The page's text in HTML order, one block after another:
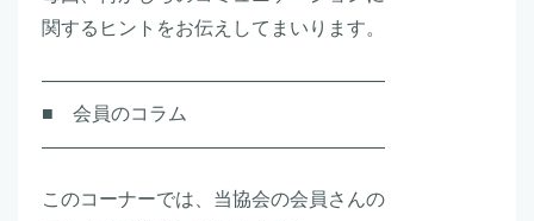
関するヒントをお伝えしてまいります。
――――――――――――――――――
■ 会員のコラム
――――――――――――――――――
このコーナーでは、当協会の会員さんの